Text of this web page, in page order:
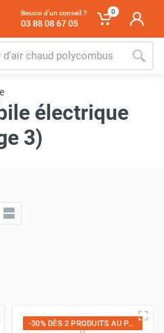
Besoin d'un conseil ?
03 88 08 67 05
0
électrique
3)
-30% DÈS 2 PRODUITS AU PANIER